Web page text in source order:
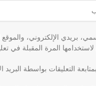
بريدي الإلكتروني، والموقع
المرة المقبلة في
التعليقات بواسطة البريد